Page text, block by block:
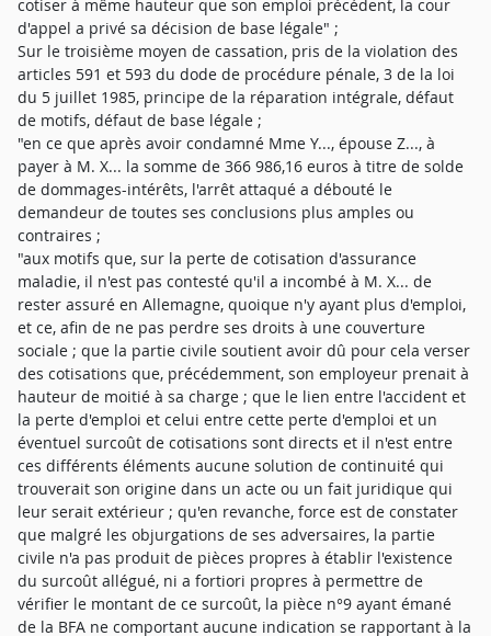
cotiser à même hauteur que son emploi précédent, la cour
d'appel a privé sa décision de base légale" ;
Sur le troisième moyen de cassation, pris de la violation des
articles 591 et 593 du dode de procédure pénale, 3 de la loi
du 5 juillet 1985, principe de la réparation intégrale, défaut
de motifs, défaut de base légale ;
"en ce que après avoir condamné Mme Y..., épouse Z..., à
payer à M. X... la somme de 366 986,16 euros à titre de solde
de dommages-intérêts, l'arrêt attaqué a débouté le
demandeur de toutes ses conclusions plus amples ou
contraires ;
"aux motifs que, sur la perte de cotisation d'assurance
maladie, il n'est pas contesté qu'il a incombé à M. X... de
rester assuré en Allemagne, quoique n'y ayant plus d'emploi,
et ce, afin de ne pas perdre ses droits à une couverture
sociale ; que la partie civile soutient avoir dû pour cela verser
des cotisations que, précédemment, son employeur prenait à
hauteur de moitié à sa charge ; que le lien entre l'accident et
la perte d'emploi et celui entre cette perte d'emploi et un
éventuel surcoût de cotisations sont directs et il n'est entre
ces différents éléments aucune solution de continuité qui
trouverait son origine dans un acte ou un fait juridique qui
leur serait extérieur ; qu'en revanche, force est de constater
que malgré les objurgations de ses adversaires, la partie
civile n'a pas produit de pièces propres à établir l'existence
du surcoût allégué, ni a fortiori propres à permettre de
vérifier le montant de ce surcoût, la pièce n°9 ayant émané
de la BFA ne comportant aucune indication se rapportant à la